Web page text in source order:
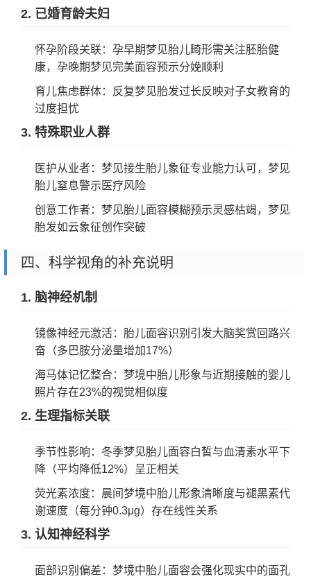
2. 已婚育龄夫妇
怀孕阶段关联：孕早期梦见胎儿畸形需关注胚胎健
康，孕晚期梦见完美面容预示分娩顺利
育儿焦虑群体：反复梦见胎发过长反映对子女教育的
过度担忧
3. 特殊职业人群
医护从业者：梦见接生胎儿象征专业能力认可，梦见
胎儿窒息警示医疗风险
创意工作者：梦见胎儿面容模糊预示灵感枯竭，梦见
胎发如云象征创作突破
四、科学视角的补充说明
1. 脑神经机制
镜像神经元激活：胎儿面容识别引发大脑奖赏回路兴
奋（多巴胺分泌量增加17%）
海马体记忆整合：梦境中胎儿形象与近期接触的婴儿
照片存在23%的视觉相似度
2. 生理指标关联
季节性影响：冬季梦见胎儿面容白皙与血清素水平下
降（平均降低12%）呈正相关
荧光素浓度：晨间梦境中胎儿形象清晰度与褪黑素代
谢速度（每分钟0.3μg）存在线性关系
3. 认知神经科学
面部识别偏差：梦境中胎儿面容会强化现实中的面孔